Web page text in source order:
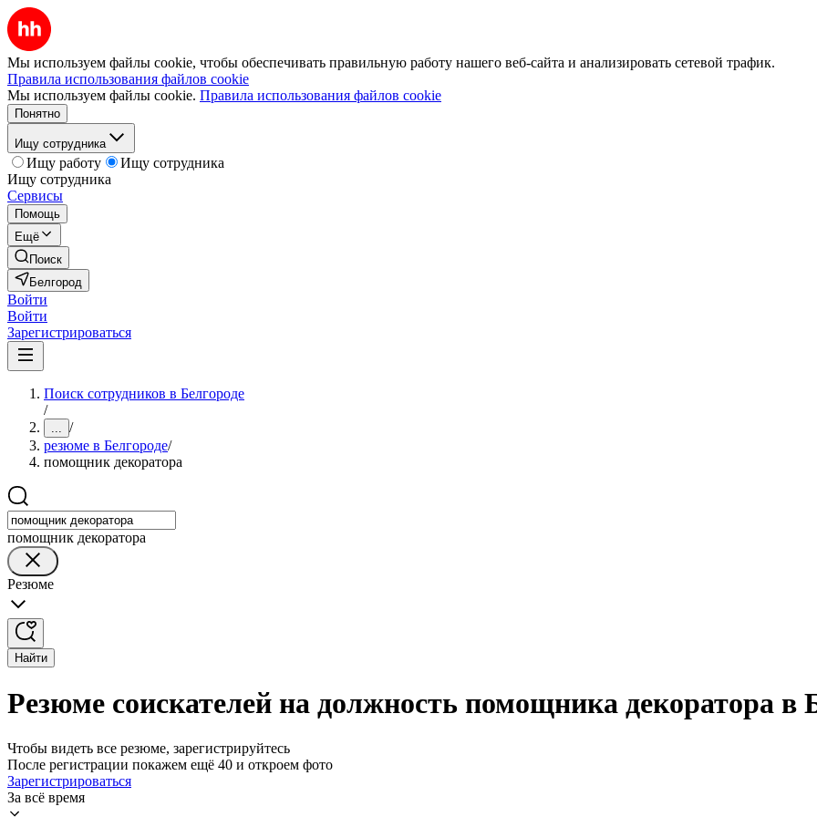
Мы используем файлы cookie, чтобы обеспечивать правильную работу нашего веб-сайта и анализировать сетевой трафик.
Правила использования файлов cookie
Мы используем файлы cookie. Правила использования файлов cookie
Понятно
Ищу сотрудника
Ищу работу
Ищу сотрудника
Ищу сотрудника
Сервисы
Помощь
Ещё
Поиск
Белгород
Войти
Войти
Зарегистрироваться
Поиск сотрудников в Белгороде
/
... /
резюме в Белгороде/
помощник декоратора
помощник декоратора
Резюме
Найти
Резюме соискателей на должность помощника декоратора в
Чтобы видеть все резюме, зарегистрируйтесь
После регистрации покажем ещё 40 и откроем фото
Зарегистрироваться
За всё время